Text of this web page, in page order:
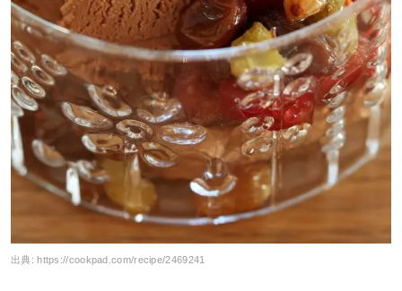
出典: https://cookpad.com/recipe/2469241